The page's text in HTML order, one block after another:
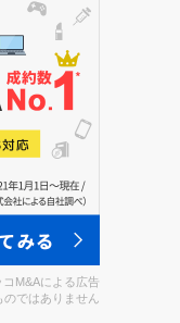
コM&Aによる広告
ではありません